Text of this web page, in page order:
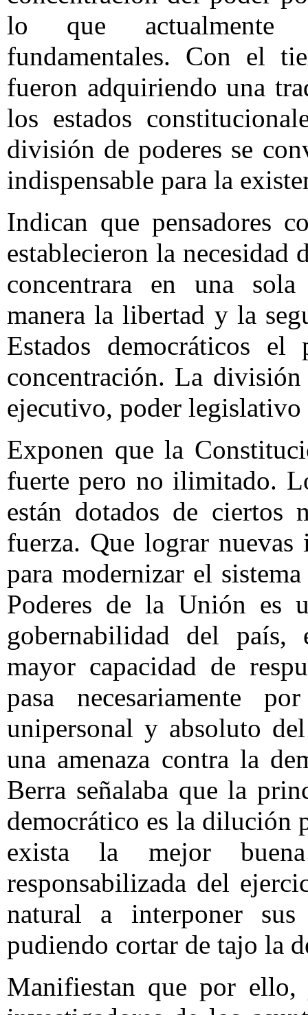
lo que actualmente
fundamentales. Con el
fueron adquiriendo una
los estados
división de poderes se
indispensable para la
Indican que pensadores
establecieron la necesidad
concentrara en una
manera la libertad y la
Estados democráticos
concentración. La
ejecutivo, poder
Exponen que la
fuerte pero no ilimitado.
están dotados de ciertos
fuerza. Que lograr
para modernizar el
Poderes de la Unión es
gobernabilidad del
mayor capacidad de
pasa necesariamente
unipersonal y absoluto
una amenaza contra la
Berra señalaba que la
democrático es la dilución
exista la mejor
responsabilizada del
natural a interponer
pudiendo cortar de tajo la
Manifiestan que por